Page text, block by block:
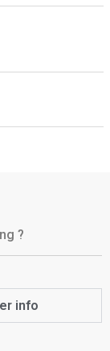
?
info